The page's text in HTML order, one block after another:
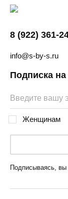
8 (922) 361-
info@s-by-s.ru
Подписка
Женщинам
Подписываясь, вы